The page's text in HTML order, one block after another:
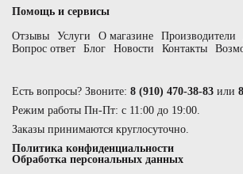
Помощь и сервисы
Отзывы Услуги О магазине Производители
Вопрос ответ
Блог Новости Контакты
Есть вопросы? Звоните: 8 (910) 470-38-83 или
Режим работы Пн-Пт: с 11:00 до 19:00.
Заказы принимаются круглосуточно.
Политика конфиденциальности
Обработка персональных данных